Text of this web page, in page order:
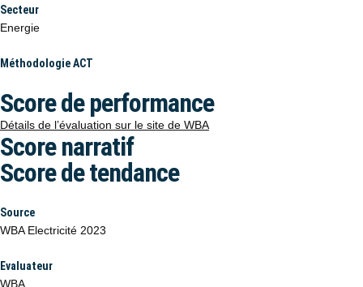
Secteur
Energie
Méthodologie ACT
Score de performance
Détails de l’évaluation sur le site de WBA
Score narratif
Score de tendance
Source
WBA Electricité 2023
Evaluateur
WBA